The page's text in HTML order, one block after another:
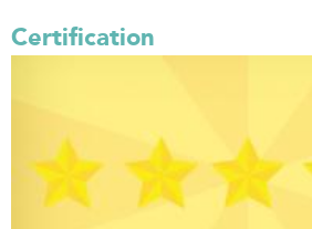
Certification